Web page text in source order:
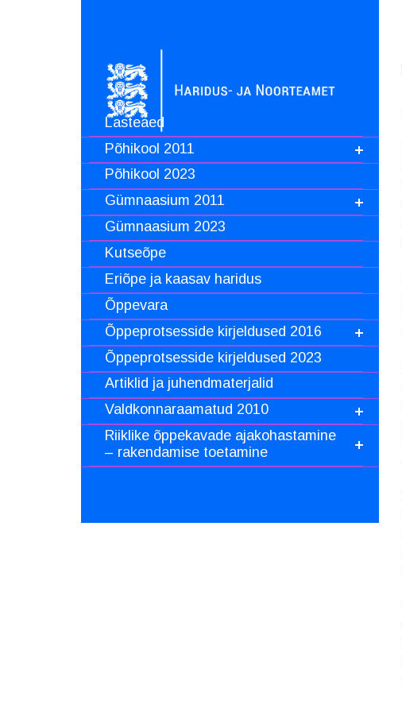
Lasteaed
Põhikool 2011
Põhikool 2023
Gümnaasium 2011
Gümnaasium 2023
Kutseõpe
Eriõpe ja kaasav haridus
Õppevara
Õppeprotsesside kirjeldused 2016
Õppeprotsesside kirjeldused 2023
Artiklid ja juhendmaterjalid
Valdkonnaraamatud 2010
Riiklike õppekavade ajakohastamine
– rakendamise toetamine